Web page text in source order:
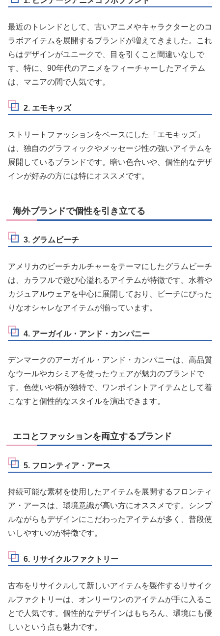
最近のトレンドとして、古いアニメやキャラクターとのコ
ラボアイテムを展開するブランドが増えてきました。これ
らはデザインがユニークで、目を引くこと間違いなしで
す。特に、90年代のアニメをフィーチャーしたアイテム
は、マニアの間で人気です。
2. エモキッズ
ストリートファッションをベースにした「エモキッズ」
は、独自のグラフィックやメッセージ性の強いアイテムを
展開しているブランドです。暗い色合いや、個性的なデザ
インが好みの方には特にオススメです。
海外ブランドで個性を引き立てる
3. グラムビーチ
アメリカのビーチカルチャーをテーマにしたグラムビーチ
は、カラフルで遊び心溢れるアイテムが特徴です。水着や
カジュアルウェアを中心に展開しており、ビーチにぴった
りなオシャレなアイテムが揃っています。
4. アーガイル・アンド・カンパニー
デンマークのアーガイル・アンド・カンパニーは、高品質
なウールやカシミアを使ったウェアが魅力のブランドで
す。色使いや柄が独特で、ワンポイントアイテムとして着
こなすと個性的なスタイルを演出できます。
エコとファッションを両立するブランド
5. フロンティア・アース
持続可能な素材を使用したアイテムを展開するフロンティ
ア・アースは、環境意識が高い方にオススメです。シンプ
ルながらもデザインにこだわったアイテムが多く、普段使
いしやすいのが特徴です。
6. リサイクルファクトリー
古布をリサイクルして新しいアイテムを製作するリサイク
ルファクトリーは、オンリーワンのアイテムが手に入るこ
とで人気です。個性的なデザインはもちろん、環境にも優
しいという点も魅力です。